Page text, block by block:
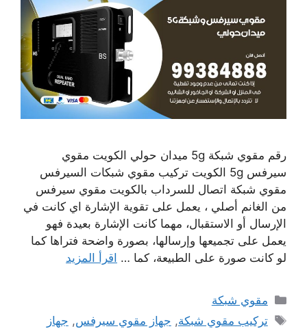
رقم مقوي شبكة 5g ميدان حولي الكويت مقوي
سيرفس 5g الكويت تركيب مقوي شبكات السيرفس
مقوي شبكة اتصال للسرداب بالكويت مقوي سيرفس
من الغانم أصلي ، يعمل على تقوية الإشارة اي كانت في
الإرسال أو الاستقبال، مهما كانت الإشارة بعيدة فهو
يعمل على تجميعها وإرسالها، بصورة واضحة فتراها كما
لو كانت صورة على الطبيعة، كما … اقرأ المزيد
التصنيفات
مقوي شبكة
الوسوم
تركيب مقوي شبكة, جهاز مقوي سيرفس, جهاز